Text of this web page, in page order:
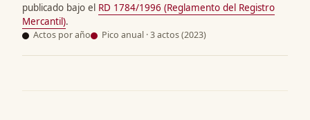
publicado bajo el RD 1784/1996 (Reglamento del Registro
Mercantil).
Actos por año Pico anual · 3 actos (2023)